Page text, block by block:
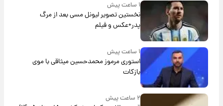
۱ ساعت پیش
نخستین تصویر لیونل مسی بعد از مرگ
پدر+عکس و فیلم
۱ ساعت پیش
استوری مرموز محمدحسین میثاقی با موی
بازکات
۲ ساعت پیش